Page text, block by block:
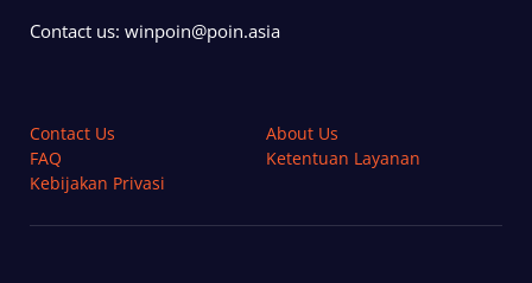
Contact us: winpoin@poin.asia
Contact Us
About Us
FAQ
Ketentuan Layanan
Kebijakan Privasi